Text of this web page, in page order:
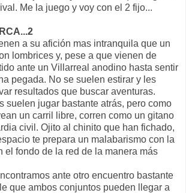
Me la juego y voy con el 2 fijo...
a su afición mas intranquila que un
lombrices y, pese a que vienen de
ante un Villarreal anodino hasta sentir
pegada. No se suelen estirar y les
resultados que buscar aventuras.
suelen jugar bastante atrás, pero como
un carril libre, corren como un gitano
civil. Ojito al chinito que han fichado,
te prepara un malabarismo con la
el fondo de la red de la manera más
ante otro encuentro bastante
que ambos conjuntos pueden llegar a